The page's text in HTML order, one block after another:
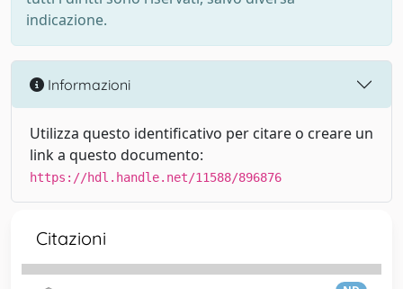
indicazione.
Informazioni
Utilizza questo identificativo per citare o creare un
link a questo documento:
https://hdl.handle.net/11588/896876
Citazioni